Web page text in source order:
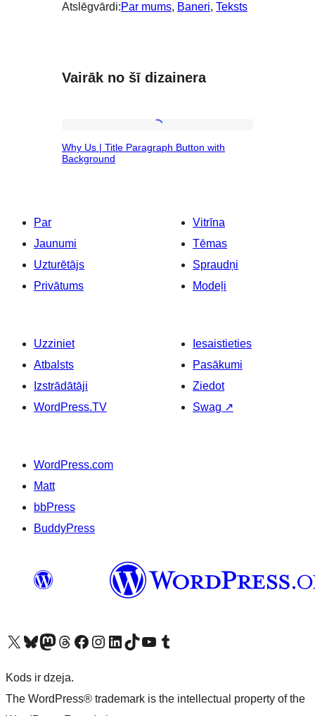
Atslēgvārdi:Par mums, Baneri, Teksts
Vairāk no šī dizainera
Us
Paragraph
Background
Why Us | Title Paragraph Button with
Background
Par
Jaunumi
Uzturētājs
Privātums
Vitrīna
Tēmas
Spraudņi
Modeļi
Uzziniet
Atbalsts
Izstrādātāji
WordPress.TV
Iesaistieties
Pasākumi
Ziedot
Swag ↗
WordPress.com
Matt
bbPress
BuddyPress
Apmeklējiet mūsu X (agrāk Twitter) kontu
Apmeklējiet mūsu Bluesky kontu
Apmeklējiet mūsu Mastodon kontu
Apmeklējiet mūsu Threads kontu
Apmeklējiet mūsu Facebook lapuApmeklējiet mūsu Instagram kontu
Apmeklējiet mūsu LinkedIn kontu
Apmeklējiet mūsu TikTok kontu
Apmeklējiet mūsu YouTube kanālu
Apmeklējiet mūsu Tumblr kontu
Kods ir dzeja.
The WordPress® trademark is the intellectual property of the